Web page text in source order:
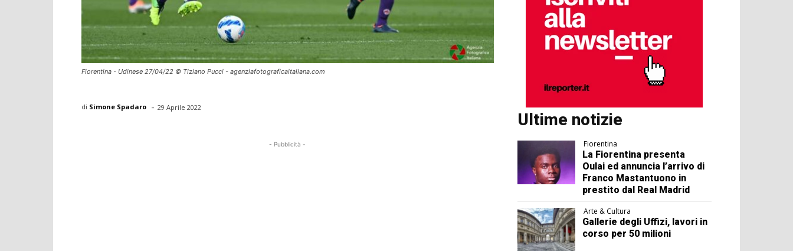
Fiorentina - Udinese 27/04/22 © Tiziano Pucci - agenziafotograficaitaliana.com
di Simone Spadaro - 29 Aprile 2022
- Pubblicità -
Ultime notizie
Fiorentina
La Fiorentina presenta
Oulai ed annuncia l’arrivo di
Franco Mastantuono in
prestito dal Real Madrid
Arte & Cultura
Gallerie degli Uffizi, lavori in
corso per 50 milioni